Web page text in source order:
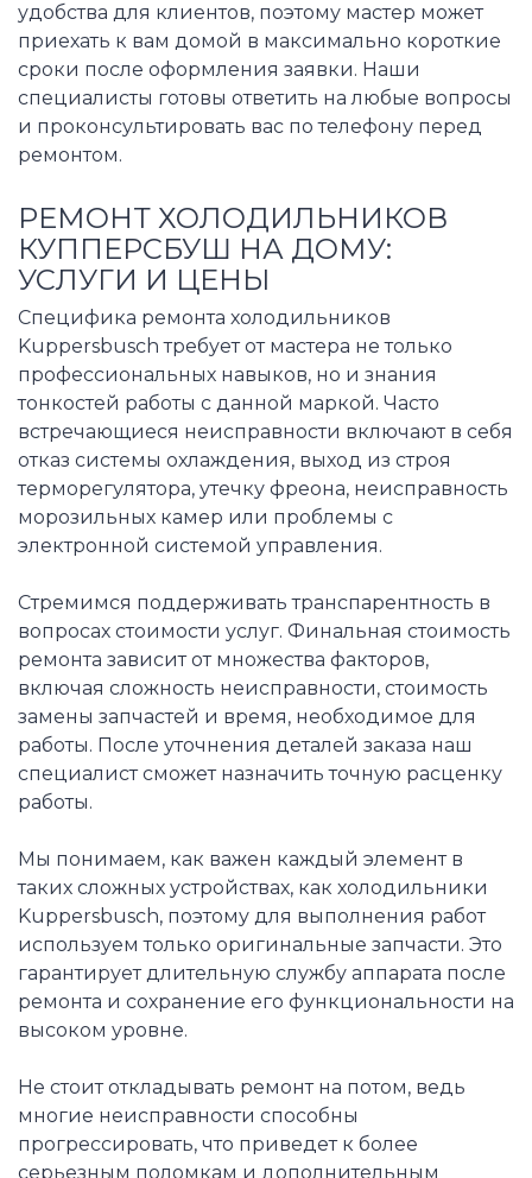
удобства для клиентов, поэтому мастер может
приехать к вам домой в максимально короткие
сроки после оформления заявки. Наши
специалисты готовы ответить на любые вопросы
и проконсультировать вас по телефону перед
ремонтом.
РЕМОНТ ХОЛОДИЛЬНИКОВ
КУППЕРСБУШ НА ДОМУ:
УСЛУГИ И ЦЕНЫ
Специфика ремонта холодильников
Kuppersbusch требует от мастера не только
профессиональных навыков, но и знания
тонкостей работы с данной маркой. Часто
встречающиеся неисправности включают в себя
отказ системы охлаждения, выход из строя
терморегулятора, утечку фреона, неисправность
морозильных камер или проблемы с
электронной системой управления.
Стремимся поддерживать транспарентность в
вопросах стоимости услуг. Финальная стоимость
ремонта зависит от множества факторов,
включая сложность неисправности, стоимость
замены запчастей и время, необходимое для
работы. После уточнения деталей заказа наш
специалист сможет назначить точную расценку
работы.
Мы понимаем, как важен каждый элемент в
таких сложных устройствах, как холодильники
Kuppersbusch, поэтому для выполнения работ
используем только оригинальные запчасти. Это
гарантирует длительную службу аппарата после
ремонта и сохранение его функциональности на
высоком уровне.
Не стоит откладывать ремонт на потом, ведь
многие неисправности способны
прогрессировать, что приведет к более
серьезным поломкам и дополнительным